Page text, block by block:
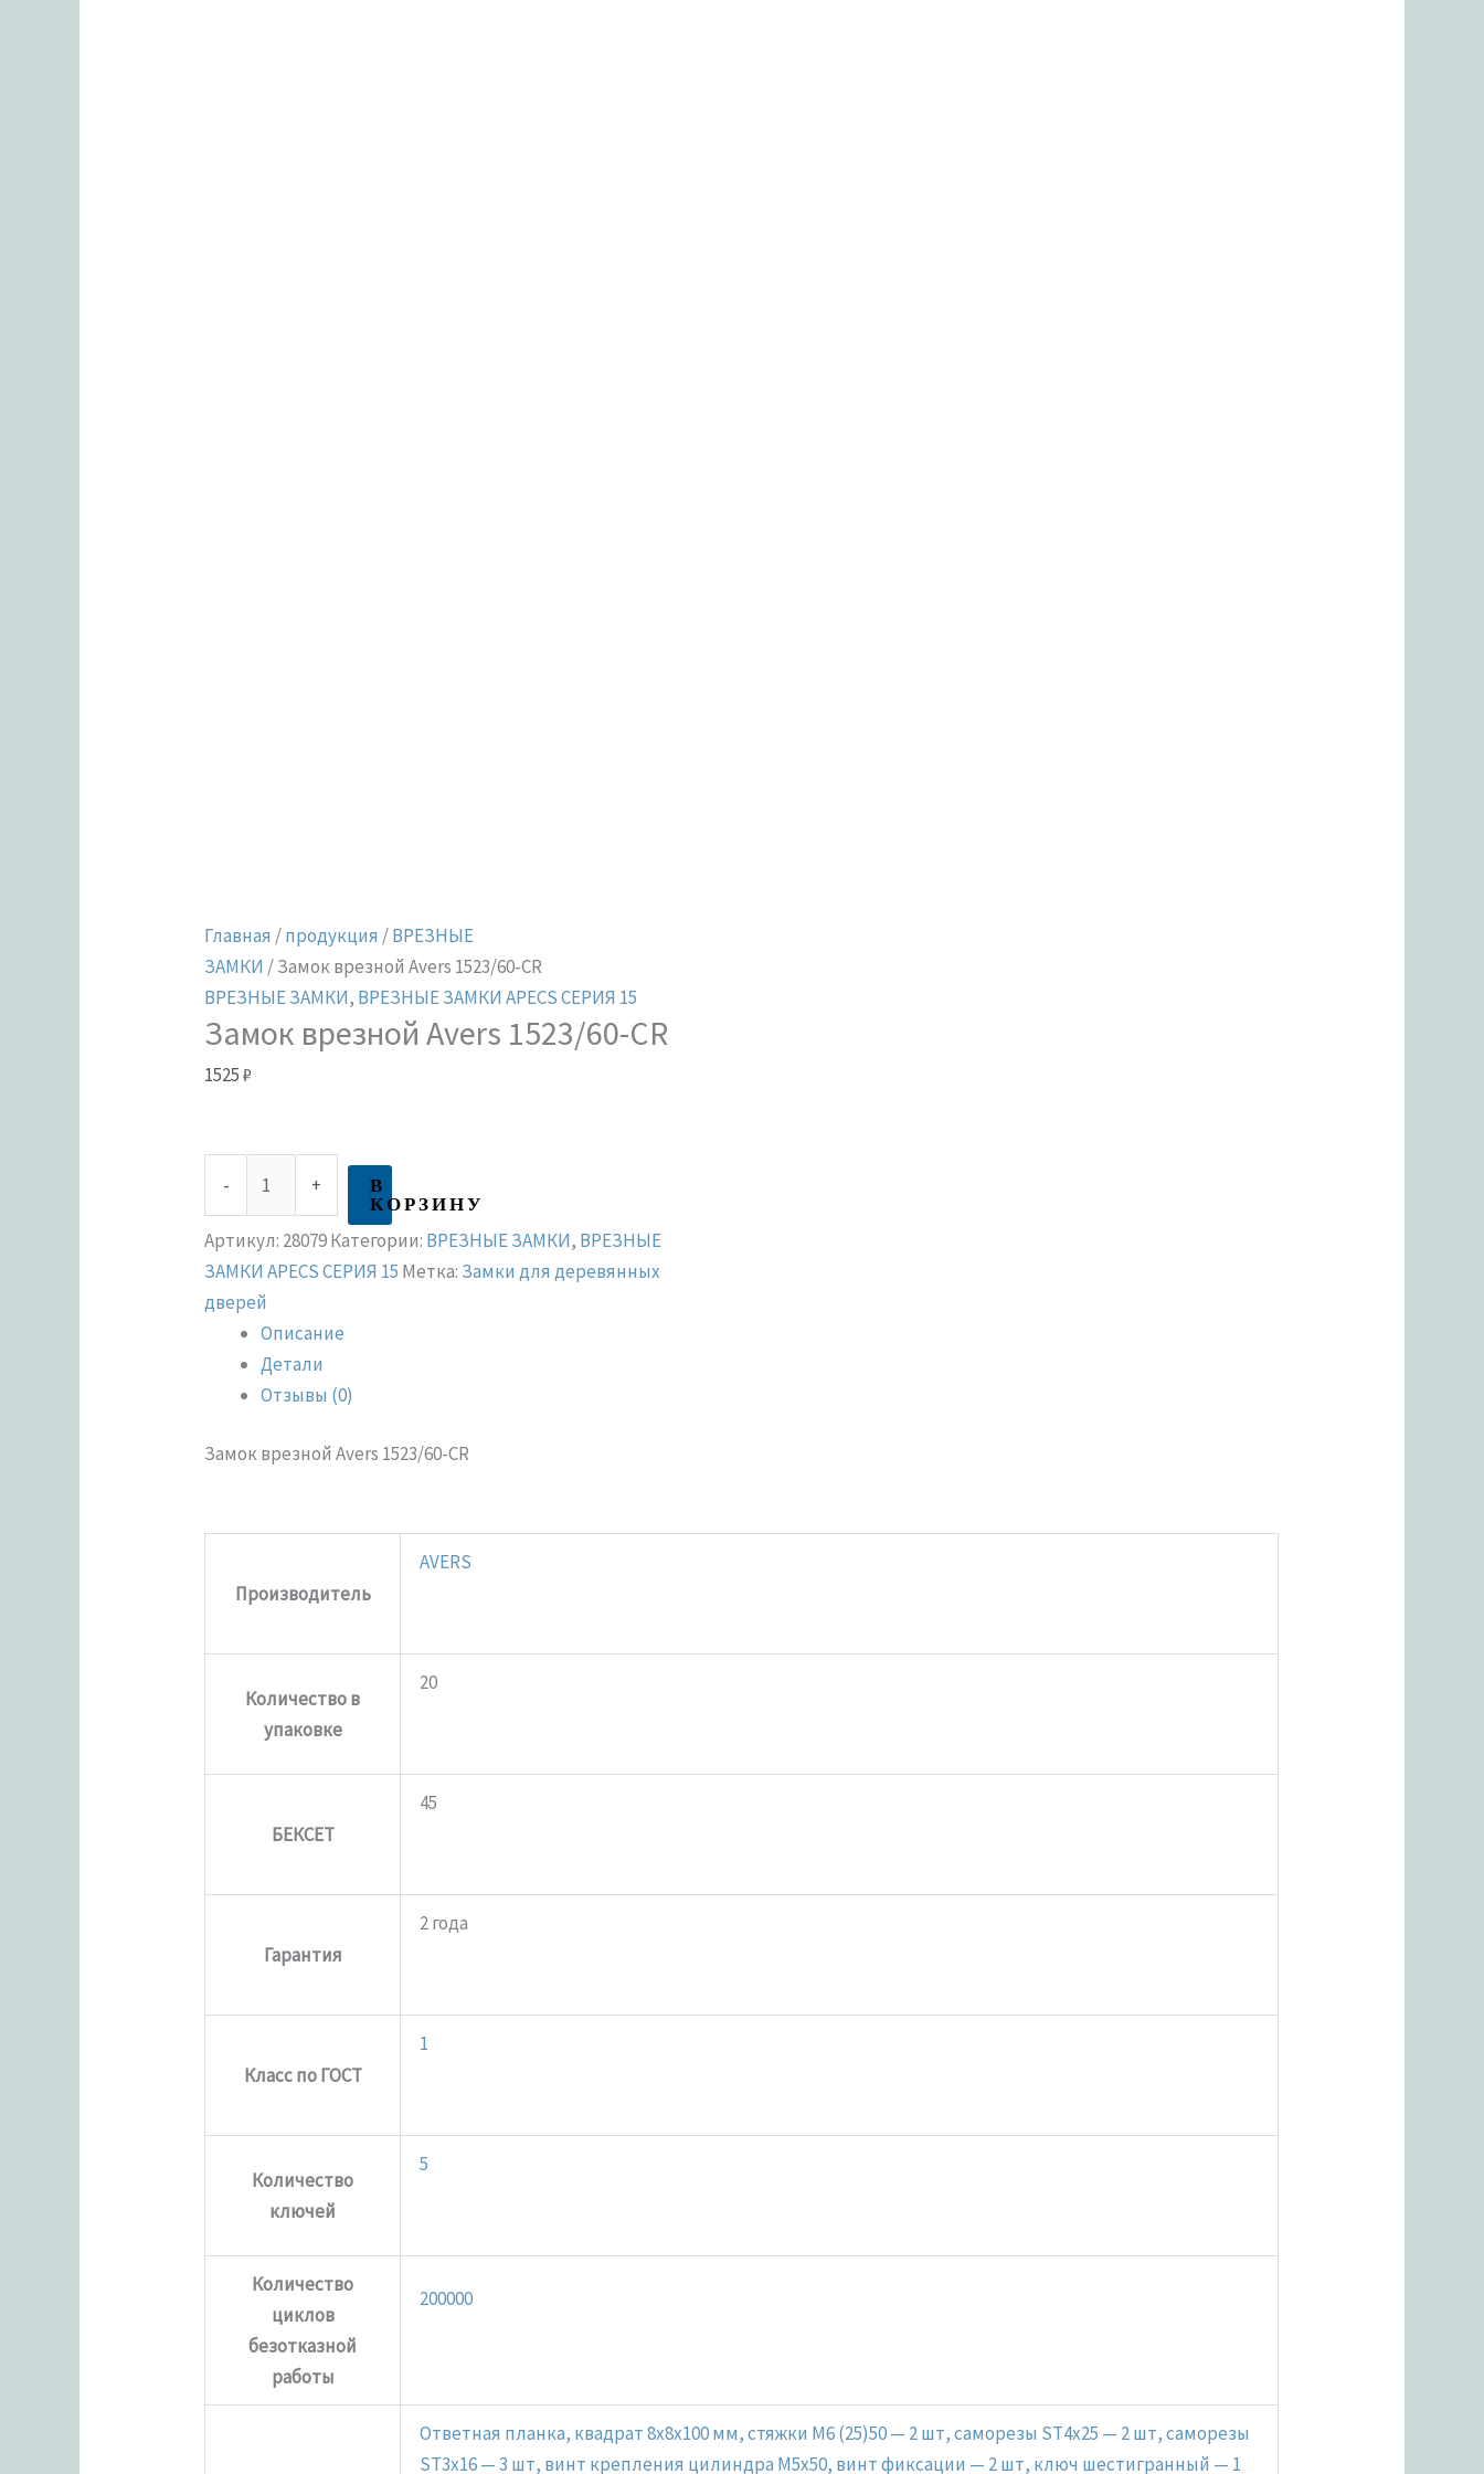
Главная /продукция /ВРЕЗНЫЕ
ЗАМКИ / Замок врезной Avers 1523/60-CR
ВРЕЗНЫЕ ЗАМКИ, ВРЕЗНЫЕ ЗАМКИ APECS СЕРИЯ 15
Замок врезной Avers 1523/60-CR
1525₽
- + В
КОРЗИНУ
Артикул: 28079Категории: ВРЕЗНЫЕ ЗАМКИ, ВРЕЗНЫЕ
ЗАМКИ APECS СЕРИЯ 15 Метка: Замки для деревянных
дверей
Описание
Детали
Отзывы (0)
Замок врезной Avers 1523/60-CR
Производитель
AVERS
Количество в
упаковке
20
БЕКСЕТ
45
Гарантия
2 года
Класс по ГОСТ
1
Количество
ключей
5
Количество
циклов
безотказной
работы
200000
Ответная планка, квадрат 8x8x100 мм, стяжки М6 (25)50 — 2 шт, саморезы ST4x25 — 2 шт, саморезы
ST3x16 — 3 шт, винт крепления цилиндра M5x50, винт фиксации — 2 шт, ключ шестигранный — 1